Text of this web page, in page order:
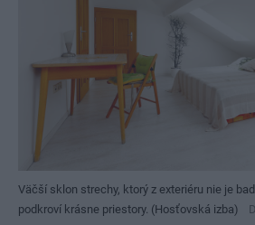
Väčší sklon strechy, ktorý z exteriéru nie je
podkroví krásne priestory. (Hosťovská izba)